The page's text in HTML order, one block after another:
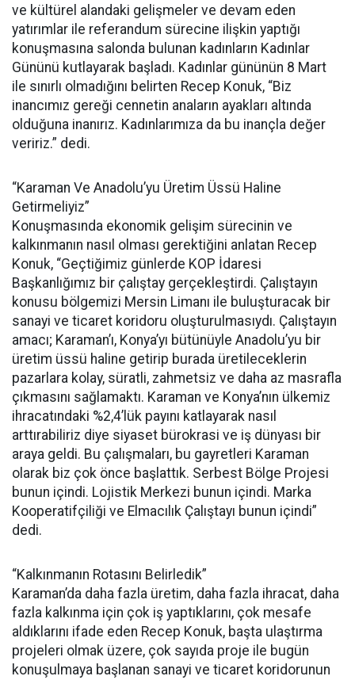
ve kültürel alandaki gelişmeler ve devam eden
yatırımlar ile referandum sürecine ilişkin yaptığı
konuşmasına salonda bulunan kadınların Kadınlar
Gününü kutlayarak başladı. Kadınlar gününün 8 Mart
ile sınırlı olmadığını belirten Recep Konuk, “Biz
inancımız gereği cennetin anaların ayakları altında
olduğuna inanırız. Kadınlarımıza da bu inançla değer
veririz.” dedi.
“Karaman Ve Anadolu’yu Üretim Üssü Haline
Getirmeliyiz”
Konuşmasında ekonomik gelişim sürecinin ve
kalkınmanın nasıl olması gerektiğini anlatan Recep
Konuk, “Geçtiğimiz günlerde KOP İdaresi
Başkanlığımız bir çalıştay gerçekleştirdi. Çalıştayın
konusu bölgemizi Mersin Limanı ile buluşturacak bir
sanayi ve ticaret koridoru oluşturulmasıydı. Çalıştayın
amacı; Karaman’ı, Konya’yı bütünüyle Anadolu’yu bir
üretim üssü haline getirip burada üretileceklerin
pazarlara kolay, süratli, zahmetsiz ve daha az masrafla
çıkmasını sağlamaktı. Karaman ve Konya’nın ülkemiz
ihracatındaki %2,4’lük payını katlayarak nasıl
arttırabiliriz diye siyaset bürokrasi ve iş dünyası bir
araya geldi. Bu çalışmaları, bu gayretleri Karaman
olarak biz çok önce başlattık. Serbest Bölge Projesi
bunun içindi. Lojistik Merkezi bunun içindi. Marka
Kooperatifçiliği ve Elmacılık Çalıştayı bunun içindi”
dedi.
“Kalkınmanın Rotasını Belirledik”
Karaman’da daha fazla üretim, daha fazla ihracat, daha
fazla kalkınma için çok iş yaptıklarını, çok mesafe
aldıklarını ifade eden Recep Konuk, başta ulaştırma
projeleri olmak üzere, çok sayıda proje ile bugün
konuşulmaya başlanan sanayi ve ticaret koridorunun